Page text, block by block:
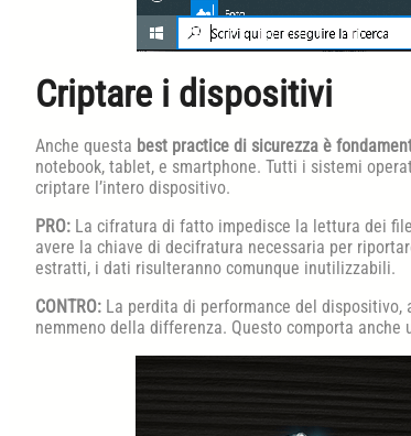
Criptare i dispositivi
Anche questa best practice di sicurezza è
notebook, tablet, e smartphone. Tutti i sistemi
criptare l’intero dispositivo.
PRO: La cifratura di fatto impedisce la lettura dei
avere la chiave di decifratura necessaria per
estratti, i dati risulteranno comunque inutilizzabili.
CONTRO: La perdita di performance del dispositivo,
nemmeno della differenza. Questo comporta